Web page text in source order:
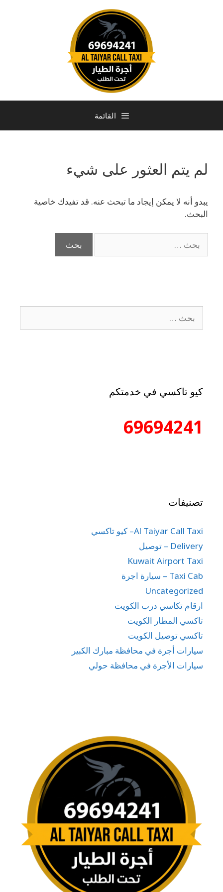
القائمة
لم يتم العثور على شيء
يبدو أنه لا يمكن إيجاد ما تبحث عنه. قد تفيدك خاصية
البحث.
كيو تاكسي في خدمتكم
69694241
تصنيفات
Al Taiyar Call Taxi– كيو تاكسي
Delivery – توصيل
Kuwait Airport Taxi
Taxi Cab – سيارة اجرة
Uncategorized
ارقام تكاسي درب الكويت
تاكسي المطار الكويت
تاكسي توصيل الكويت
سيارات أجرة في محافظة مبارك الكبير
سيارات الأجرة في محافظة حولي